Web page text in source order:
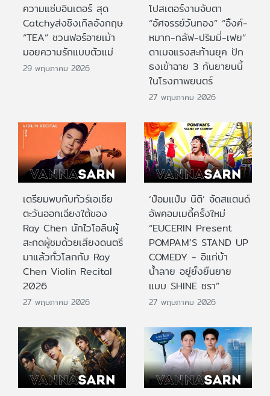
ความแซ่บอินเตอร์ สุด
Catchyส่งซิงเกิลอังกฤษ
“TEA” ชวนฟอร์อายเม้า
มอยความรักแบบตัวแม่
29 พฤษภาคม 2026
โปสเตอร์งามจับตา
“อัศจรรย์วันทอง” “อิ้งค์-
หมาก-กลัฟ-ปริมมี่-เฟย”
ดาเมจแรงสะท้านยุค ปัก
ธงเข้าฉาย 3 กันยายนนี้
ในโรงภาพยนตร์
27 พฤษภาคม 2026
เตรียมพบกับทัวร์เอเชีย
ตะวันออกเฉียงใต้ของ
Ray Chen นักไวโอลินผู้
สะกดผู้ชมด้วยเสียงดนตรี
มาแล้วทั่วโลกกับ Ray
Chen Violin Recital
2026
27 พฤษภาคม 2026
‘ป๋อมแป๋ม นิติ’ จัดสแตนด์
อัพคอมเมดี้ครั้งใหม่
“EUCERIN Present
POMPAM’S STAND UP
COMEDY - อิแก่บ้า
น้ำลาย อยู่ยั้งยืนยาย
แบบ SHINE ชรา”
27 พฤษภาคม 2026